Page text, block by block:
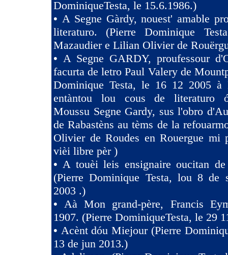
DominiqueTesta, le 15.6.1986.)
• A Segne Gàrdy, nouest' amable
literaturo. (Pierre Dominique
Mazaudier e Lilian Olivier de
• A Segne GARDY, proufessour
facurta de letro Paul Valery de
Dominique Testa, le 16 12 2005 à
entàntou lou cous de literaturo
Moussu Segne Gardy, sus l'obro
de Rabastèns au tèms de la
Olivier de Roudes en Rouergue mi
vièi libre pèr )
•A touèi leis ensignaire oucitan
(Pierre Dominique Testa, lou 8 de
2003 .)
•Aà Mon grand-père, Francis
1907. (Pierre DominiqueTesta, le 29
• Acènt dóu Miejour (Pierre
13 de jun 2013.)